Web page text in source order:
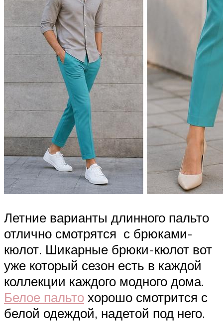
Летние варианты длинного пальто
отлично смотрятся с брюками-
кюлот. Шикарные брюки-кюлот вот
уже который сезон есть в каждой
коллекции каждого модного дома.
Белое пальто хорошо смотрится с
белой одеждой, надетой под него.